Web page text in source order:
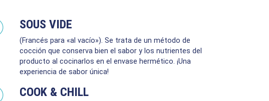
SOUS VIDE
(Francés para «al vacío»). Se trata de un método de
cocción que conserva bien el sabor y los nutrientes del
producto al cocinarlos en el envase hermético. ¡Una
experiencia de sabor única!
COOK & CHILL